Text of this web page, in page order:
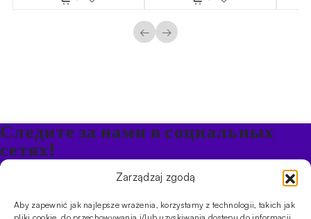
Zarządzaj zgodą
Aby zapewnić jak najlepsze wrażenia, korzystamy z technologii, takich jak
← →
Следите за нами в социальных
сетях!
Будьте в курсе акций и новостей в Кальяне